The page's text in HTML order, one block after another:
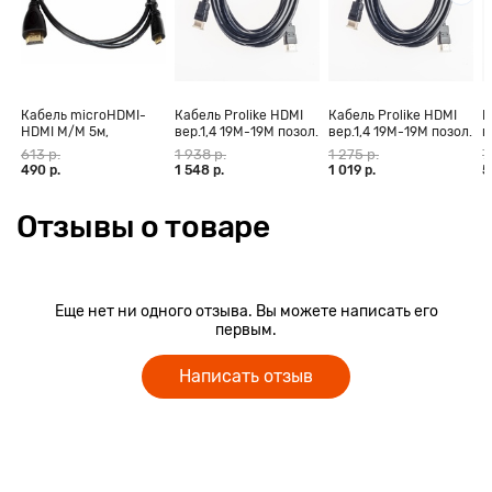
Кабель microHDMI-
HDMI M/M 5м,
позолоченные
контакты Blister box
613 р.
490 р.
Кабель Prolike HDMI
вер.1,4 19М-19М позол.
конт., ферритовые
кольца, 30 м
1 938 р.
1 548 р.
Кабель Prolike HDMI
вер.1,4 19М-19М позол.
конт., ферритовые
кольца, 20 м
1 275 р.
1 019 р.
Отзывы о товаре
Еще нет ни одного отзыва. Вы можете написать его
первым.
Написать отзыв